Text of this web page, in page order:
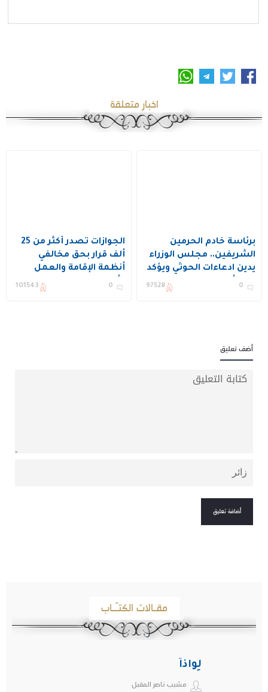
اخبار متعلقة
برئاسة خادم الحرمين
الشريفين.. مجلس الوزراء
يدين ادعاءات الحوثي ويؤكد
دعم أمن المنطقة
0
97528
الجوازات تصدر أكثر من 25
ألف قرار بحق مخالفي
أنظمة الإقامة والعمل
وأمن الحدود
0
101543
أضف تعليق
مقـالات الكتـّـاب
لِواذاً
مشبب ناصر المقبل